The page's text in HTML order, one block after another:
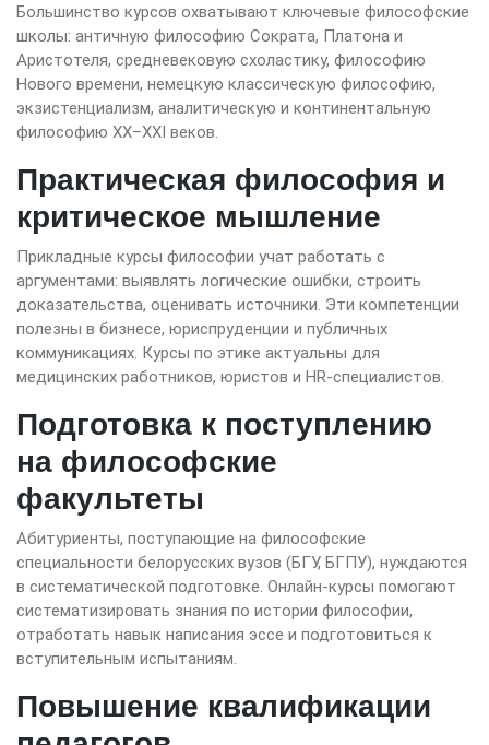
Большинство курсов охватывают ключевые философские
школы: античную философию Сократа, Платона и
Аристотеля, средневековую схоластику, философию
Нового времени, немецкую классическую философию,
экзистенциализм, аналитическую и континентальную
философию XX–XXI веков.
Практическая философия и
критическое мышление
Прикладные курсы философии учат работать с
аргументами: выявлять логические ошибки, строить
доказательства, оценивать источники. Эти компетенции
полезны в бизнесе, юриспруденции и публичных
коммуникациях. Курсы по этике актуальны для
медицинских работников, юристов и HR-специалистов.
Подготовка к поступлению
на философские
факультеты
Абитуриенты, поступающие на философские
специальности белорусских вузов (БГУ, БГПУ), нуждаются
в систематической подготовке. Онлайн-курсы помогают
систематизировать знания по истории философии,
отработать навык написания эссе и подготовиться к
вступительным испытаниям.
Повышение квалификации